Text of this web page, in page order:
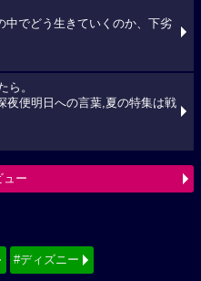
中でどう生きていくのか、下劣
ら。
夜便明日への言葉,夏の特集は戦
ュー
#ディズニー